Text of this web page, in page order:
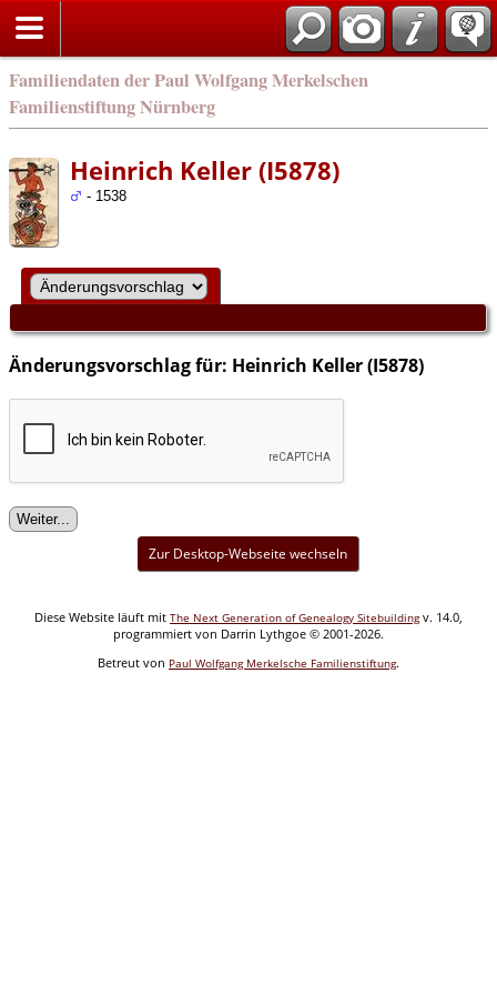
Familiendaten der Paul Wolfgang Merkelschen
Familienstiftung Nürnberg
Heinrich Keller (I5878)
- 1538
Änderungsvorschlag für: Heinrich Keller (I5878)
Zur Desktop-Webseite wechseln
Diese Website läuft mit The Next Generation of Genealogy Sitebuildingv. 14.0,
programmiert von Darrin Lythgoe © 2001-2026.
Betreut von Paul Wolfgang Merkelsche Familienstiftung.